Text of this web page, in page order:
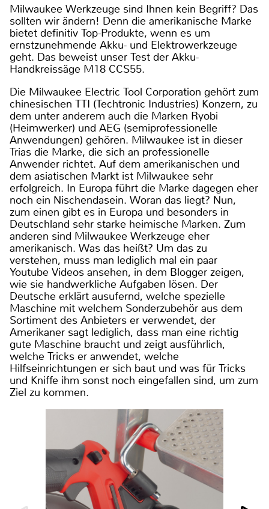
Milwaukee Werkzeuge sind Ihnen kein Begriff? Das
sollten wir ändern! Denn die amerikanische Marke
bietet definitiv Top-Produkte, wenn es um
ernstzunehmende Akku- und Elektrowerkzeuge
geht. Das beweist unser Test der Akku-
Handkreissäge M18 CCS55.
Die Milwaukee Electric Tool Corporation gehört zum
chinesischen TTI (Techtronic Industries) Konzern, zu
dem unter anderem auch die Marken Ryobi
(Heimwerker) und AEG (semiprofessionelle
Anwendungen) gehören. Milwaukee ist in dieser
Trias die Marke, die sich an professionelle
Anwender richtet. Auf dem amerikanischen und
dem asiatischen Markt ist Milwaukee sehr
erfolgreich. In Europa führt die Marke dagegen eher
noch ein Nischendasein. Woran das liegt? Nun,
zum einen gibt es in Europa und besonders in
Deutschland sehr starke heimische Marken. Zum
anderen sind Milwaukee Werkzeuge eher
amerikanisch. Was das heißt? Um das zu
verstehen, muss man lediglich mal ein paar
Youtube Videos ansehen, in dem Blogger zeigen,
wie sie handwerkliche Aufgaben lösen. Der
Deutsche erklärt ausufernd, welche spezielle
Maschine mit welchem Sonderzubehör aus dem
Sortiment des Anbieters er verwendet, der
Amerikaner sagt lediglich, dass man eine richtig
gute Maschine braucht und zeigt ausführlich,
welche Tricks er anwendet, welche
Hilfseinrichtungen er sich baut und was für Tricks
und Kniffe ihm sonst noch eingefallen sind, um zum
Ziel zu kommen.